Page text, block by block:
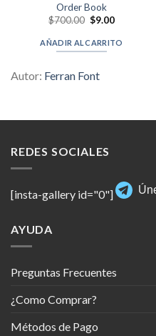
Order Book
$700.00 Original
was:
$700.00.
$9.00Current
is:
$9.00.
AÑADIR AL CARRITO
Autor: Ferran Font
REDES SOCIALES
[insta-gallery id="0"]
AYUDA
Preguntas Frecuentes
¿Como Comprar?
Métodos de Pago